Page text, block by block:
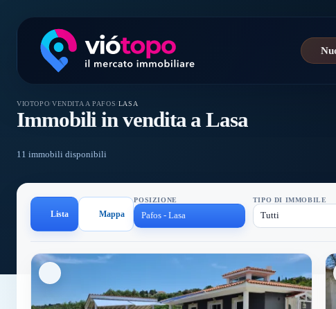
VIOTOPO/VENDITA A PAFOS/ LASA
Immobili in vendita a Lasa
11 immobili disponibili
Lista Mappa
POSIZIONE
Pafos - Lasa
TIPO DI IMMOBILE
Tutti